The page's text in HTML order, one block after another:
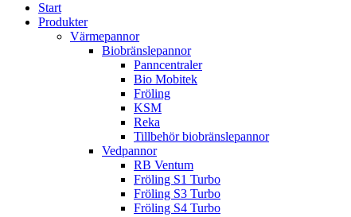
Start
Produkter
Värmepannor
Biobränslepannor
Panncentraler
Bio Mobitek
Fröling
KSM
Reka
Tillbehör biobränslepannor
Vedpannor
RB Ventum
Fröling S1 Turbo
Fröling S3 Turbo
Fröling S4 Turbo